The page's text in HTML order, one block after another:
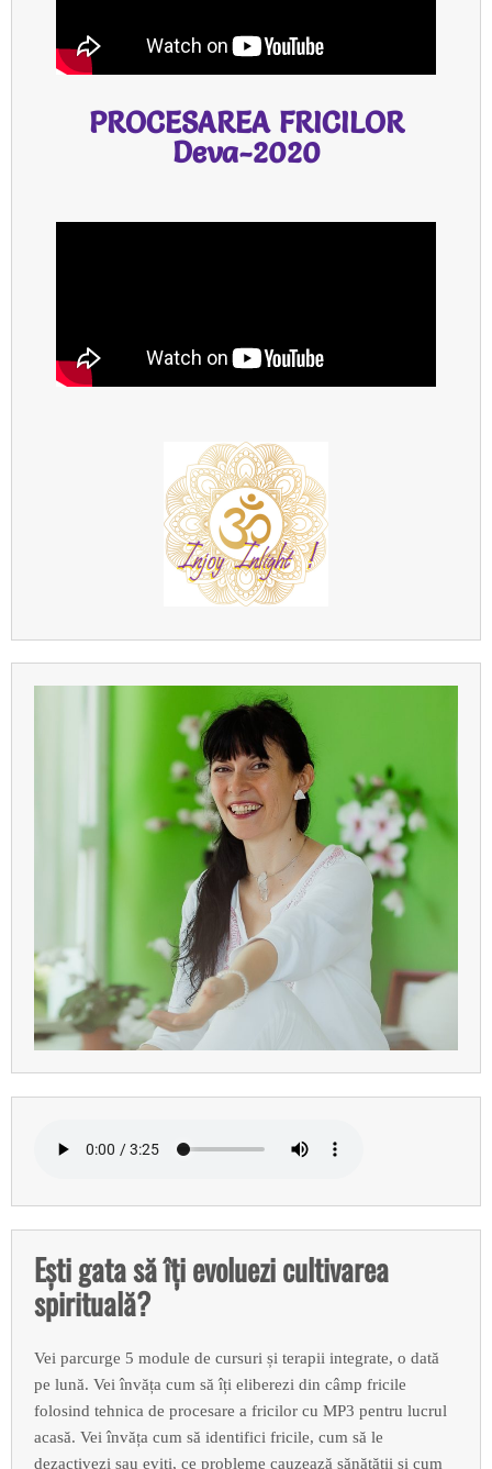
PROCESAREA FRICILOR
Deva-2020
Ești gata să îți evoluezi cultivarea
spirituală?
Vei parcurge 5 module de cursuri și terapii integrate, o dată
pe lună. Vei învăța cum să îți eliberezi din câmp fricile
folosind tehnica de procesare a fricilor cu MP3 pentru lucrul
acasă. Vei învăța cum să identifici fricile, cum să le
dezactivezi sau eviți, ce probleme cauzează sănătății și cum